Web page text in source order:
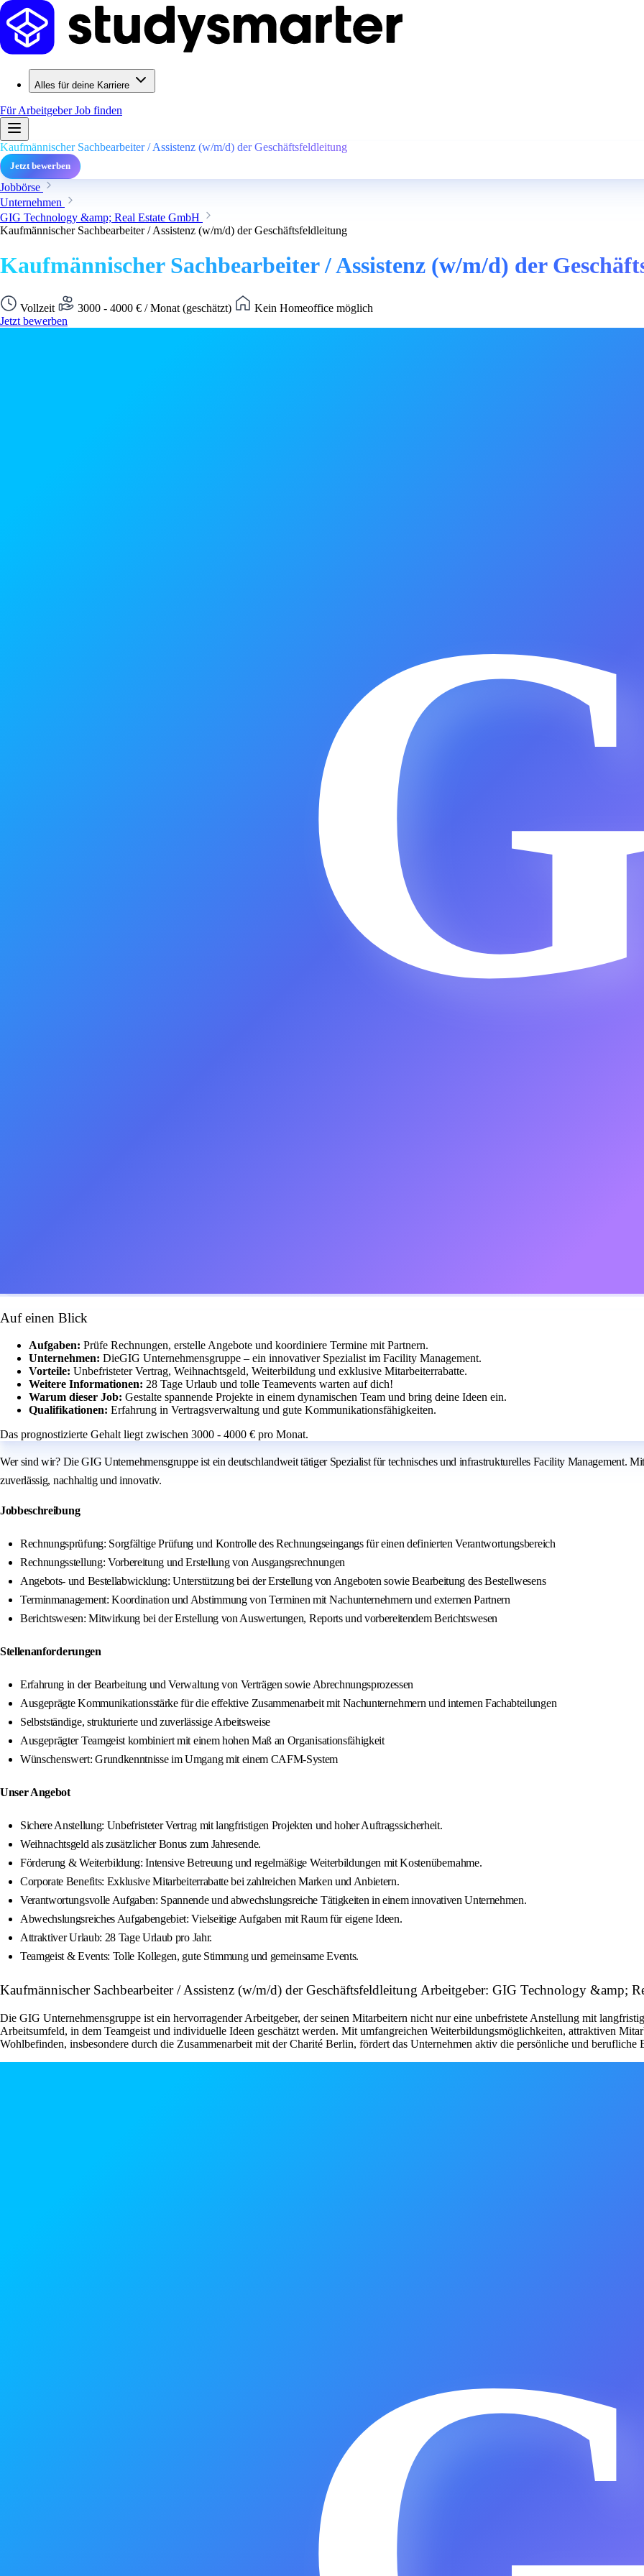
Alles für deine Karriere
Für ArbeitgeberJob finden
Kaufmännischer Sachbearbeiter / Assistenz (w/m/d) der Geschäftsfeldleitung
Jetzt bewerben
Jobbörse
Unternehmen
GIG Technology &amp; Real Estate GmbH
Kaufmännischer Sachbearbeiter / Assistenz (w/m/d) der Geschäftsfeldleitung
Kaufmännischer Sachbearbeiter / Assistenz (w/m/d) der
Vollzeit 3000 - 4000 € / Monat (geschätzt)
Kein Homeoffice möglich
Jetzt bewerben
Auf einen Blick
Aufgaben: Prüfe Rechnungen, erstelle Angebote und koordiniere Termine mit Partnern.
Unternehmen: DieGIG Unternehmensgruppe – ein innovativer Spezialist im Facility Management.
Vorteile: Unbefristeter Vertrag, Weihnachtsgeld, Weiterbildung und exklusive Mitarbeiterrabatte.
Weitere Informationen: 28 Tage Urlaub und tolle Teamevents warten auf dich!
Warum dieser Job: Gestalte spannende Projekte in einem dynamischen Team und bring deine Ideen ein.
Qualifikationen: Erfahrung in Vertragsverwaltung und gute Kommunikationsfähigkeiten.
Das prognostizierte Gehalt liegt zwischen 3000 - 4000 € pro Monat.
Wer sind wir? Die GIG Unternehmensgruppe ist ein deutschlandweit tätiger Spezialist für technisches und infrastrukturelles Facility Management.
zuverlässig, nachhaltig und innovativ.
Jobbeschreibung
Rechnungsprüfung: Sorgfältige Prüfung und Kontrolle des Rechnungseingangs für einen definierten Verantwortungsbereich
Rechnungsstellung: Vorbereitung und Erstellung von Ausgangsrechnungen
Angebots- und Bestellabwicklung: Unterstützung bei der Erstellung von Angeboten sowie Bearbeitung des Bestellwesens
Terminmanagement: Koordination und Abstimmung von Terminen mit Nachunternehmern und externen Partnern
Berichtswesen: Mitwirkung bei der Erstellung von Auswertungen, Reports und vorbereitendem Berichtswesen
Stellenanforderungen
Erfahrung in der Bearbeitung und Verwaltung von Verträgen sowie Abrechnungsprozessen
Ausgeprägte Kommunikationsstärke für die effektive Zusammenarbeit mit Nachunternehmern und internen Fachabteilungen
Selbstständige, strukturierte und zuverlässige Arbeitsweise
Ausgeprägter Teamgeist kombiniert mit einem hohen Maß an Organisationsfähigkeit
Wünschenswert: Grundkenntnisse im Umgang mit einem CAFM-System
Unser Angebot
Sichere Anstellung: Unbefristeter Vertrag mit langfristigen Projekten und hoher Auftragssicherheit.
Weihnachtsgeld als zusätzlicher Bonus zum Jahresende.
Förderung & Weiterbildung: Intensive Betreuung und regelmäßige Weiterbildungen mit Kostenübernahme.
Corporate Benefits: Exklusive Mitarbeiterrabatte bei zahlreichen Marken und Anbietern.
Verantwortungsvolle Aufgaben: Spannende und abwechslungsreiche Tätigkeiten in einem innovativen Unternehmen.
Abwechslungsreiches Aufgabengebiet: Vielseitige Aufgaben mit Raum für eigene Ideen.
Attraktiver Urlaub: 28 Tage Urlaub pro Jahr.
Teamgeist & Events: Tolle Kollegen, gute Stimmung und gemeinsame Events.
Kaufmännischer Sachbearbeiter / Assistenz (w/m/d) der Geschäftsfeldleitung Arbeitgeber: GIG Technology &amp;
Die GIG Unternehmensgruppe ist ein hervorragender Arbeitgeber, der seinen Mitarbeitern nicht nur eine unbefristete Anstellung mit
Arbeitsumfeld, in dem Teamgeist und individuelle Ideen geschätzt werden. Mit umfangreichen Weiterbildungsmöglichkeiten, attraktiven
Wohlbefinden, insbesondere durch die Zusammenarbeit mit der Charité Berlin, fördert das Unternehmen aktiv die persönliche und